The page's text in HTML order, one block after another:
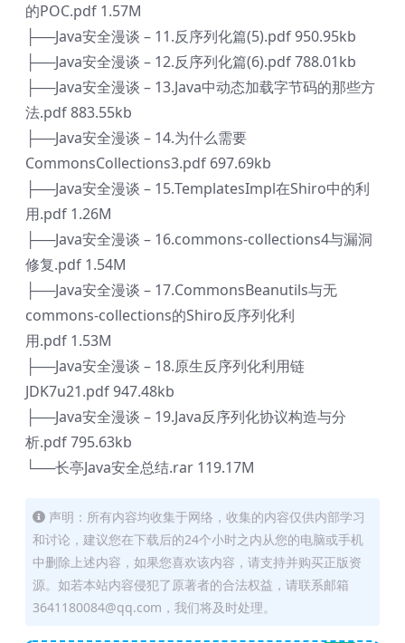
的POC.pdf 1.57M
├──Java安全漫谈 – 11.反序列化篇(5).pdf 950.95kb
├──Java安全漫谈 – 12.反序列化篇(6).pdf 788.01kb
├──Java安全漫谈 – 13.Java中动态加载字节码的那些方
法.pdf 883.55kb
├──Java安全漫谈 – 14.为什么需要
CommonsCollections3.pdf 697.69kb
├──Java安全漫谈 – 15.TemplatesImpl在Shiro中的利
用.pdf 1.26M
├──Java安全漫谈 – 16.commons-collections4与漏洞
修复.pdf 1.54M
├──Java安全漫谈 – 17.CommonsBeanutils与无
commons-collections的Shiro反序列化利
用.pdf 1.53M
├──Java安全漫谈 – 18.原生反序列化利用链
JDK7u21.pdf 947.48kb
├──Java安全漫谈 – 19.Java反序列化协议构造与分
析.pdf 795.63kb
└──长亭Java安全总结.rar 119.17M
声明：所有内容均收集于网络，收集的内容仅供内部学习
和讨论，建议您在下载后的24个小时之内从您的电脑或手机
中删除上述内容，如果您喜欢该内容，请支持并购买正版资
源。如若本站内容侵犯了原著者的合法权益，请联系邮箱
3641180084@qq.com，我们将及时处理。